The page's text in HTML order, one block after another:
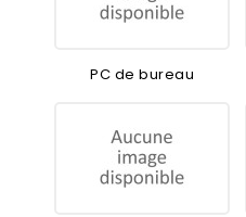
PC de bureau